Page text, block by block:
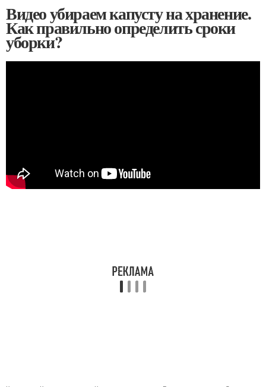
Видео убираем капусту на хранение.
Как правильно определить сроки
уборки?